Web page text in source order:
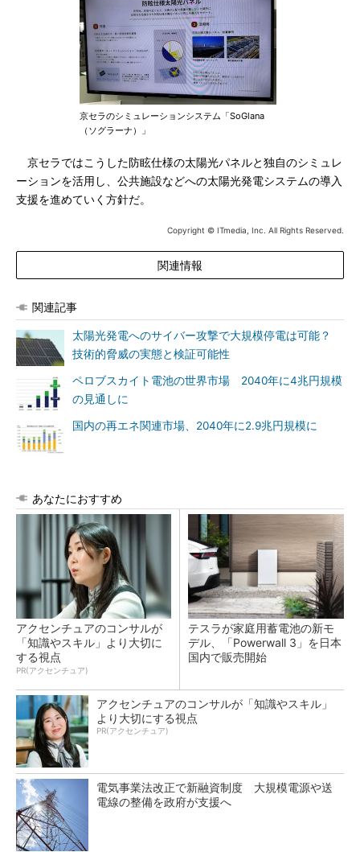
京セラのシミュレーションシステム「SoGlana
（ソグラーナ）」
京セラではこうした防眩仕様の太陽光パネルと独自のシミュレ
ーションを活用し、公共施設などへの太陽光発電システムの導入
支援を進めていく方針だ。
Copyright © ITmedia, Inc. All Rights Reserved.
関連情報
関連記事
太陽光発電へのサイバー攻撃で大規模停電は可能？
技術的脅威の実態と検証可能性
ペロブスカイト電池の世界市場 2040年に4兆円規模
の見通しに
国内の再エネ関連市場、2040年に2.9兆円規模に
あなたにおすすめ
アクセンチュアのコンサルが
「知識やスキル」より大切に
する視点
PR(アクセンチュア)
テスラが家庭用蓄電池の新モ
デル、「Powerwall 3」を日本
国内で販売開始
アクセンチュアのコンサルが「知識やスキル」
より大切にする視点
PR(アクセンチュア)
電気事業法改正で新融資制度 大規模電源や送
電線の整備を政府が支援へ